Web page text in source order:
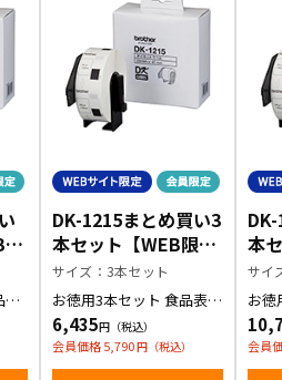
限
DK-1215まとめ買い3
本セット【WEB限定
商品】
サイズ：3本セット
お徳用3本セット 食品表
示・検体ラベル
6,435
会員価格 5,790
本
商
サイ
お徳
示・
会員